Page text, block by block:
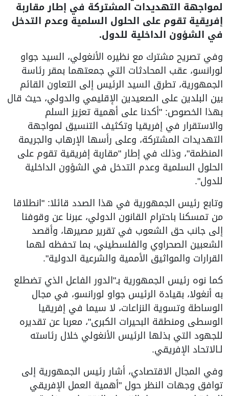
لمواجهة التهديدات المشتركة في إطار مقاربة
إفريقية تقوم على الحلول السلمية وعدم التدخل
في الشؤون الداخلية للدول.
وفي تصريح مشترك مع نظيره الأنغولي، السيد جواو
لورانسو، عقب المحادثات التي جمعتهما بمقر رئاسة
الجمهورية، تطرق السيد الرئيس إلى التعاون القائم
بين البلدين على الصعيدين الإقليمي والدولي، حيث قال
بهذا الخصوص: "أكدنا على أهمية تعزيز السلم
والاستقرار في إفريقيا وتكثيف التنسيق لمواجهة
التهديدات المشتركة، وعلى رأسها الإرهاب والجريمة
المنظمة"، وذلك في إطار "مقاربة إفريقية تقوم على
الحلول السلمية وعدم التدخل في الشؤون الداخلية
للدول".
وتابع رئيس الجمهورية في هذا الصدد قائلا: "انطلاقا
من تمسكنا باحترام القانون الدولي، عبرنا عن وقوفنا
إلى جانب حق الشعوب في تقرير مصيرها، وأقصد
الشعبين الصحراوي والفلسطيني، بما تحفظه لهما
القرارات والمواثيق الأممية والشرعية الدولية".
كما نوه رئيس الجمهورية بـ"الدور الفاعل الذي تضطلع
به أنغولا، بقيادة الرئيس جواو لورانسو، في مجال
الوساطة وتسوية النزاعات، لا سيما في إفريقيا
الوسطى ومنطقة البحيرات الكبرى"، معربا عن تقديره
للجهود التي بذلها الرئيس الأنغولي خلال رئاسته
لـالاتحاد الإفريقي.
وفي المجال الاقتصادي، أشار رئيس الجمهورية إلى
توافق وجهات النظر حول "أهمية العمل الإفريقي